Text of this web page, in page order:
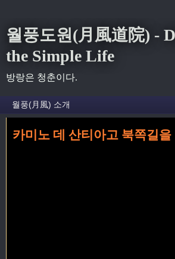
월풍도원(月風道院) -
the Simple Life
방랑은 청춘이다.
홈» 북쪽길 꼬리가 달린 글
카미노 데 산티아고 북쪽길을